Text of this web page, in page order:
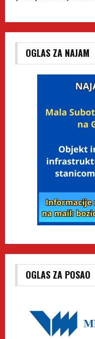
OGLAS ZA NAJAM
OGLAS ZA POSAO